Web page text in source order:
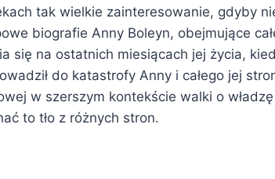
tak wielkie zainteresowanie, gdyby
biografie Anny Boleyn, obejmujące
się na ostatnich miesiącach jej życia,
do katastrofy Anny i całego jej
w szerszym kontekście walki o
to tło z różnych stron.